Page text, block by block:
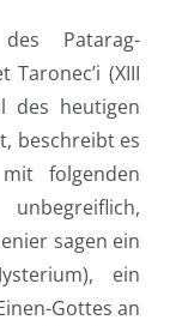
Patarag-
(XIII
des heutigen
beschreibt es
folgenden
sagen ein
ein
Gottes an